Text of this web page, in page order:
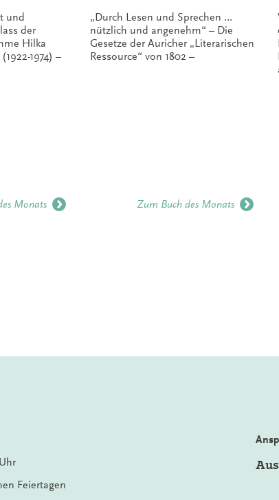
und
der
Hilka
1974) –
Monats
„Durch Lesen und Sprechen …
nützlich und angenehm“ – Die
Gesetze der Auricher „Literarischen
Ressource“ von 1802 –
Zum Buch des Monats
Feiertagen